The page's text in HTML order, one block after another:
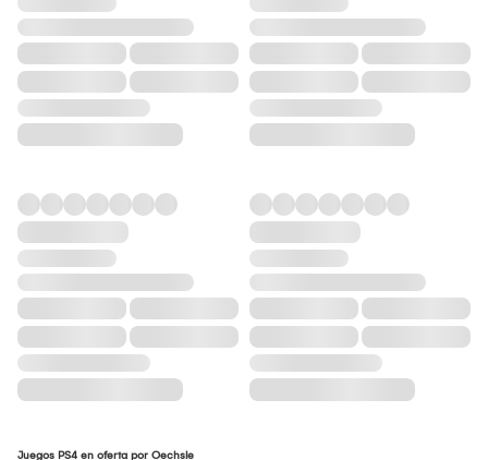
Juegos PS4 en oferta por Oechsle